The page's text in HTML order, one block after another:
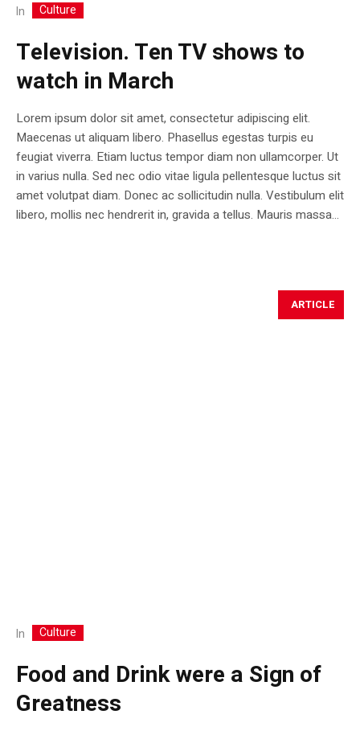
In Culture
Television. Ten TV shows to
watch in March
Lorem ipsum dolor sit amet, consectetur adipiscing elit.
Maecenas ut aliquam libero. Phasellus egestas turpis eu
feugiat viverra. Etiam luctus tempor diam non ullamcorper. Ut
in varius nulla. Sed nec odio vitae ligula pellentesque luctus sit
amet volutpat diam. Donec ac sollicitudin nulla. Vestibulum elit
libero, mollis nec hendrerit in, gravida a tellus. Mauris massa...
ARTICLE
In Culture
Food and Drink were a Sign of
Greatness